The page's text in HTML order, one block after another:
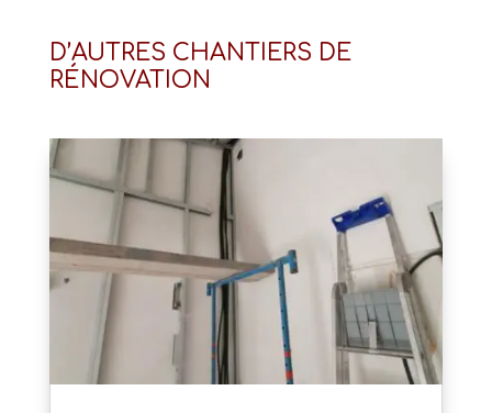
D’AUTRES CHANTIERS DE
RÉNOVATION